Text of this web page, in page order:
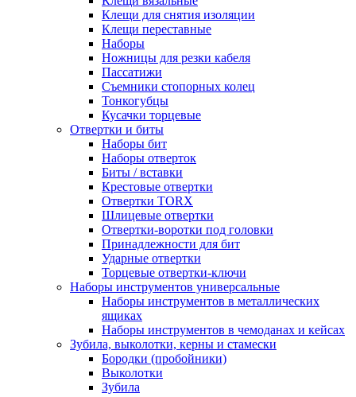
Клещи для снятия изоляции
Клещи переставные
Наборы
Ножницы для резки кабеля
Пассатижи
Съемники стопорных колец
Тонкогубцы
Кусачки торцевые
Отвертки и биты
Наборы бит
Наборы отверток
Биты / вставки
Крестовые отвертки
Отвертки TORX
Шлицевые отвертки
Отвертки-воротки под головки
Принадлежности для бит
Ударные отвертки
Торцевые отвертки-ключи
Наборы инструментов универсальные
Наборы инструментов в металлических
ящиках
Наборы инструментов в чемоданах и кейсах
Зубила, выколотки, керны и стамески
Бородки (пробойники)
Выколотки
Зубила